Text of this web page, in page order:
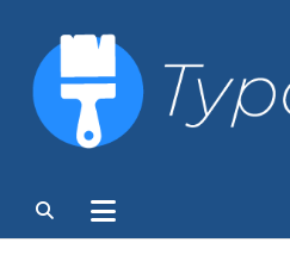
content
Typouype